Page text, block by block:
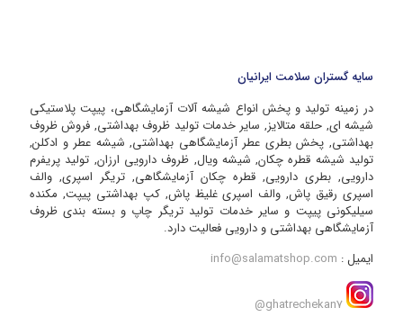
سایه گستران سلامت ایرانیان
در زمینه تولید و پخش انواع شیشه آلات آزمایشگاهی، پیپت پلاستیکی
شیشه ای, حلقه متالایز, سایر خدمات تولید ظروف بهداشتی, فروش ظروف
بهداشتی, پخش بطری عطر آزمایشگاهی بهداشتی, شیشه عطر و ادکلن,
تولید شیشه قطره چکان, شیشه ویال, ظروف دارویی ارزان, تولید پریفرم
دارویی, بطری دارویی, قطره چکان آزمایشگاهی, تریگر اسپری, والف
اسپری رقیق پاش, والف اسپری غلیظ پاش, کپ بهداشتی پیپت, مکنده
سیلیکونی پیپت و سایر خدمات تولید تریگر چاپ و بسته بندی ظروف
آزمایشگاهی بهداشتی و دارویی فعالیت دارد.
ایمیل : info@salamatshop.com
ghatrechekan7@